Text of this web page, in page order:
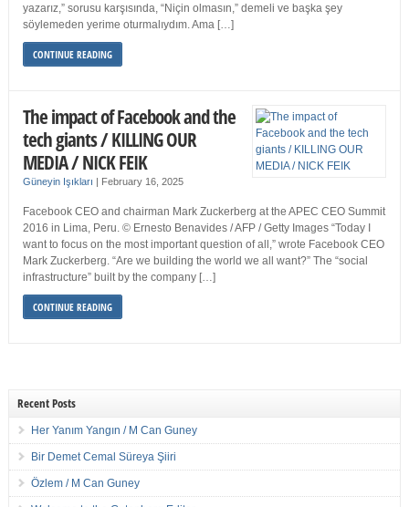
yazarız,” sorusu karşısında, “Niçin olmasın,” demeli ve başka şey
söylemeden yerime oturmalıydım. Ama […]
CONTINUE READING
The impact of Facebook and the
tech giants / KILLING OUR
MEDIA / NICK FEIK
Güneyin Işıkları | February 16, 2025
Facebook CEO and chairman Mark Zuckerberg at the APEC CEO Summit
2016 in Lima, Peru. © Ernesto Benavides / AFP / Getty Images “Today I
want to focus on the most important question of all,” wrote Facebook CEO
Mark Zuckerberg. “Are we building the world we all want?” The “social
infrastructure” built by the company […]
CONTINUE READING
Recent Posts
Her Yanım Yangın / M Can Guney
Bir Demet Cemal Süreya Şiiri
Özlem / M Can Guney